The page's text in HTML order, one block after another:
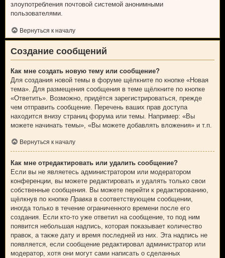
злоупотребления почтовой системой анонимными
пользователями.
Вернуться к началу
Создание сообщений
Как мне создать новую тему или сообщение?
Для создания новой темы в форуме щёлкните по кнопке «Новая
тема». Для размещения сообщения в теме щёлкните по кнопке
«Ответить». Возможно, придётся зарегистрироваться, прежде
чем отправить сообщение. Перечень ваших прав доступа
находится внизу страниц форума или темы. Например: «Вы
можете начинать темы», «Вы можете добавлять вложения» и т.п.
Вернуться к началу
Как мне отредактировать или удалить сообщение?
Если вы не являетесь администратором или модератором
конференции, вы можете редактировать и удалять только свои
собственные сообщения. Вы можете перейти к редактированию,
щёлкнув по кнопке Правка в соответствующем сообщении,
иногда только в течение ограниченного времени после его
создания. Если кто-то уже ответил на сообщение, то под ним
появится небольшая надпись, которая показывает количество
правок, а также дату и время последней из них. Эта надпись не
появляется, если сообщение редактировал администратор или
модератор, хотя они могут сами написать о сделанных